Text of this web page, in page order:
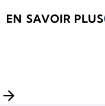
EN SAVOIR PLUS
arrow_forward